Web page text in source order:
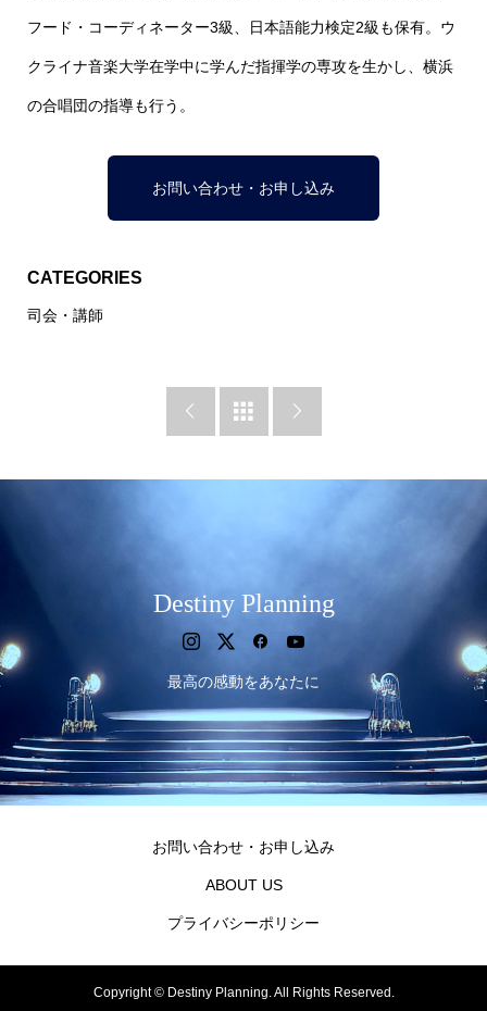
フード・コーディネーター3級、日本語能力検定2級も保有。 ウ
クライナ音楽大学在学中に学んだ指揮学の専攻を生かし、横浜
の合唱団の指導も行う。
お問い合わせ・お申し込み
CATEGORIES
司会・講師
  
Destiny Planning
最高の感動をあなたに
お問い合わせ・お申し込み
ABOUT US
プライバシーポリシー
Copyright ©Destiny Planning. All Rights Reserved.